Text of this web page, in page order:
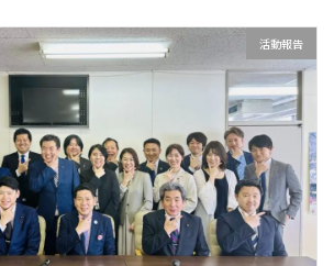
活動報告